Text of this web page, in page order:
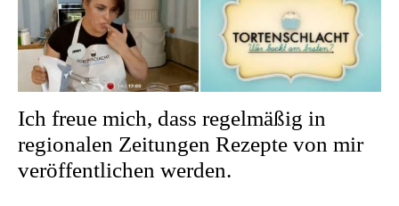
Ich freue mich, dass regelmäßig in
regionalen Zeitungen Rezepte von mir
veröffentlichen werden.